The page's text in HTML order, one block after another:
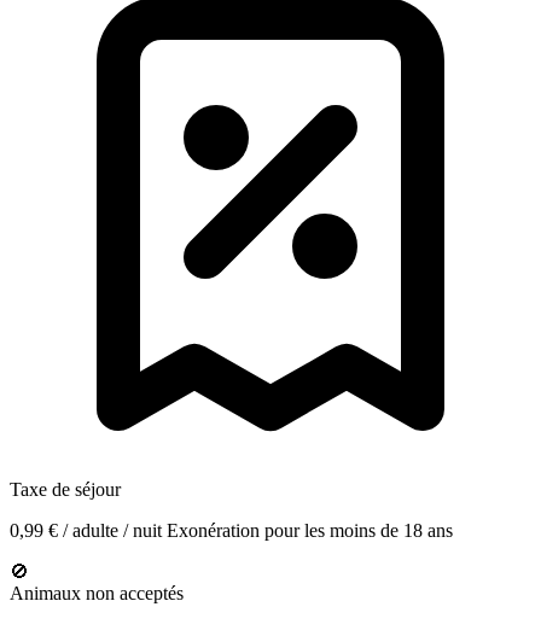
Taxe de séjour
0,99 € / adulte / nuit Exonération pour les moins de 18 ans
🚫
Animaux non acceptés